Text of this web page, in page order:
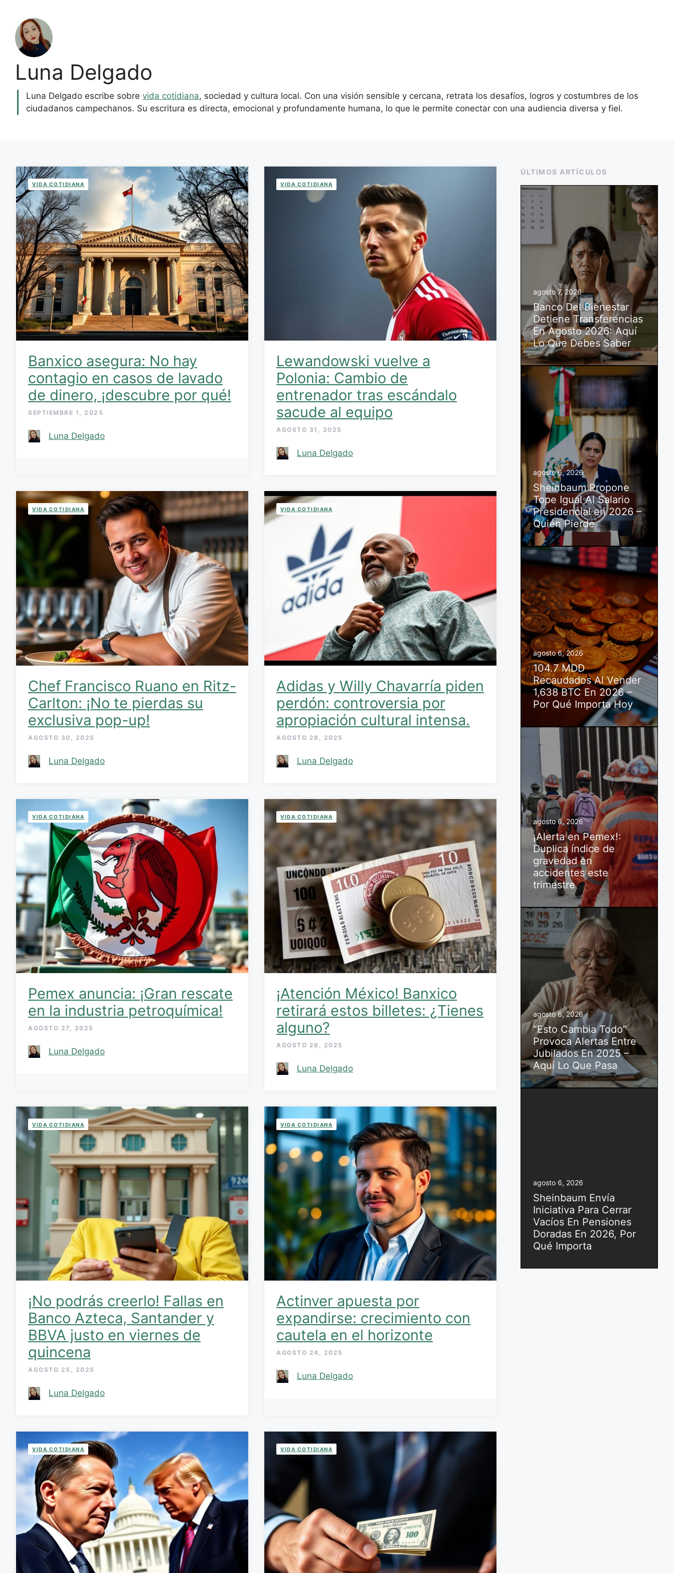
Luna Delgado
Luna Delgado escribe sobre vida cotidiana, sociedad y cultura local. Con una visión sensible y cercana, retrata los desafíos, logros y costumbres de los
ciudadanos campechanos. Su escritura es directa, emocional y profundamente humana, lo que le permite conectar con una audiencia diversa y fiel.
VIDA COTIDIANA
Banxico asegura: No hay
contagio en casos de lavado
de dinero, ¡descubre por qué!
SEPTIEMBRE 1, 2025
Luna Delgado
VIDA COTIDIANA
Lewandowski vuelve a
Polonia: Cambio de
entrenador tras escándalo
sacude al equipo
AGOSTO 31, 2025
Luna Delgado
VIDA COTIDIANA
Chef Francisco Ruano en Ritz-
Carlton: ¡No te pierdas su
exclusiva pop-up!
AGOSTO 30, 2025
Luna Delgado
VIDA COTIDIANA
Adidas y Willy Chavarría piden
perdón: controversia por
apropiación cultural intensa.
AGOSTO 28, 2025
Luna Delgado
VIDA COTIDIANA
Pemex anuncia: ¡Gran rescate
en la industria petroquímica!
AGOSTO 27, 2025
Luna Delgado
VIDA COTIDIANA
¡Atención México! Banxico
retirará estos billetes: ¿Tienes
alguno?
AGOSTO 26, 2025
Luna Delgado
VIDA COTIDIANA
¡No podrás creerlo! Fallas en
Banco Azteca, Santander y
BBVA justo en viernes de
quincena
AGOSTO 25, 2025
Luna Delgado
VIDA COTIDIANA
Actinver apuesta por
expandirse: crecimiento con
cautela en el horizonte
AGOSTO 24, 2025
Luna Delgado
VIDA COTIDIANA VIDA COTIDIANA
ÚLTIMOS ARTÍCULOS
agosto 7, 2026
Banco Del Bienestar
Detiene Transferencias
En Agosto 2026: Aquí
Lo Que Debes Saber
agosto 6, 2026
Sheinbaum Propone
Tope Igual Al Salario
Presidencial en 2026 –
Quién Pierde
agosto 6, 2026
104.7 MDD
Recaudados Al Vender
1,638 BTC En 2026 –
Por Qué Importa Hoy
agosto 6, 2026
¡Alerta en Pemex!:
Duplica índice de
gravedad en
accidentes este
trimestre
agosto 6, 2026
“Esto Cambia Todo”
Provoca Alertas Entre
Jubilados En 2025 –
Aquí Lo Que Pasa
agosto 6, 2026
Sheinbaum Envía
Iniciativa Para Cerrar
Vacíos En Pensiones
Doradas En 2026, Por
Qué Importa